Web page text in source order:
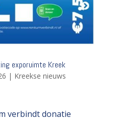
exporuimte Kreek
| Kreekse nieuws
verbindt donatie